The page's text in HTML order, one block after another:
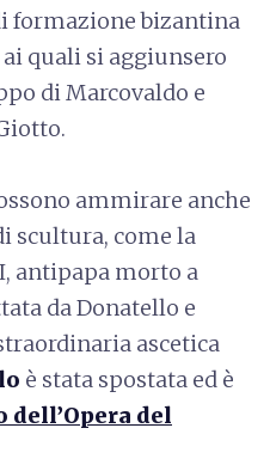
formazione bizantina
quali si aggiunsero
di Marcovaldo e
ammirare anche
scultura, come la
antipapa morto a
da Donatello e
ascetica
è stata spostata ed è
dell’Opera del